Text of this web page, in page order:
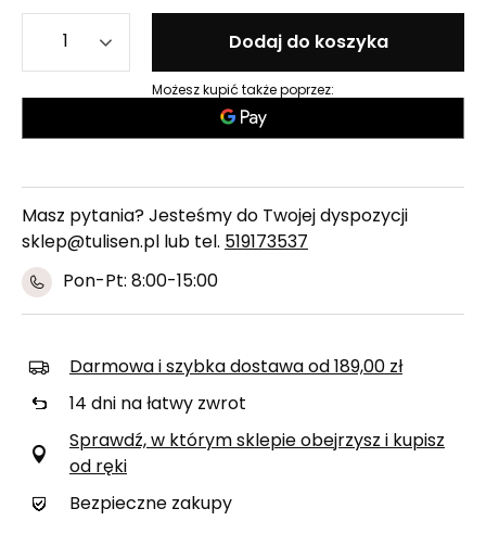
Dodaj do koszyka
Możesz kupić także poprzez:
Masz pytania? Jesteśmy do Twojej dyspozycji
sklep@tulisen.pl lub tel. 519173537
Pon-Pt: 8:00-15:00
Darmowa i szybka dostawa od 189,00 zł
14 dni na łatwy zwrot
Sprawdź, w którym sklepie obejrzysz i kupisz
od ręki
Bezpieczne zakupy